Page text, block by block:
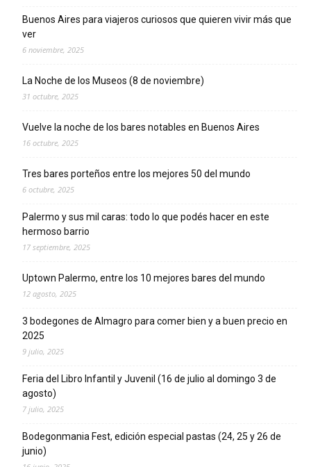
Buenos Aires para viajeros curiosos que quieren vivir más que
ver
6 noviembre, 2025
La Noche de los Museos (8 de noviembre)
31 octubre, 2025
Vuelve la noche de los bares notables en Buenos Aires
16 octubre, 2025
Tres bares porteños entre los mejores 50 del mundo
6 octubre, 2025
Palermo y sus mil caras: todo lo que podés hacer en este
hermoso barrio
17 septiembre, 2025
Uptown Palermo, entre los 10 mejores bares del mundo
12 agosto, 2025
3 bodegones de Almagro para comer bien y a buen precio en
2025
9 julio, 2025
Feria del Libro Infantil y Juvenil (16 de julio al domingo 3 de
agosto)
7 julio, 2025
Bodegonmania Fest, edición especial pastas (24, 25 y 26 de
junio)